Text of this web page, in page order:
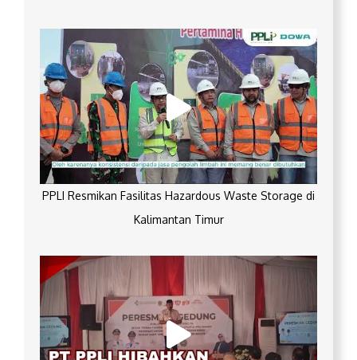
PPLI Resmikan Fasilitas Hazardous Waste Storage di
Kalimantan Timur